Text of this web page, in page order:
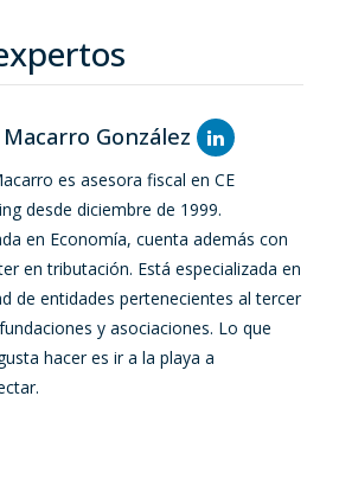
González
es asesora fiscal en CE
desde diciembre de 1999.
en Economía, cuenta además con
en tributación. Está especializada en
de entidades pertenecientes al tercer
y asociaciones. Lo que
hacer es ir a la playa a